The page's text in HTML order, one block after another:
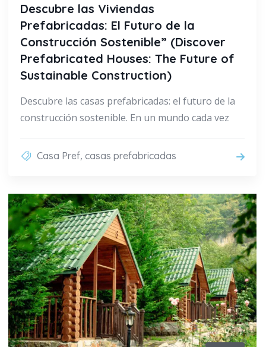
Descubre las Viviendas
Prefabricadas: El Futuro de la
Construcción Sostenible” (Discover
Prefabricated Houses: The Future of
Sustainable Construction)
Descubre las casas prefabricadas: el futuro de la
construcción sostenible. En un mundo cada vez
Casa Pref, casas prefabricadas